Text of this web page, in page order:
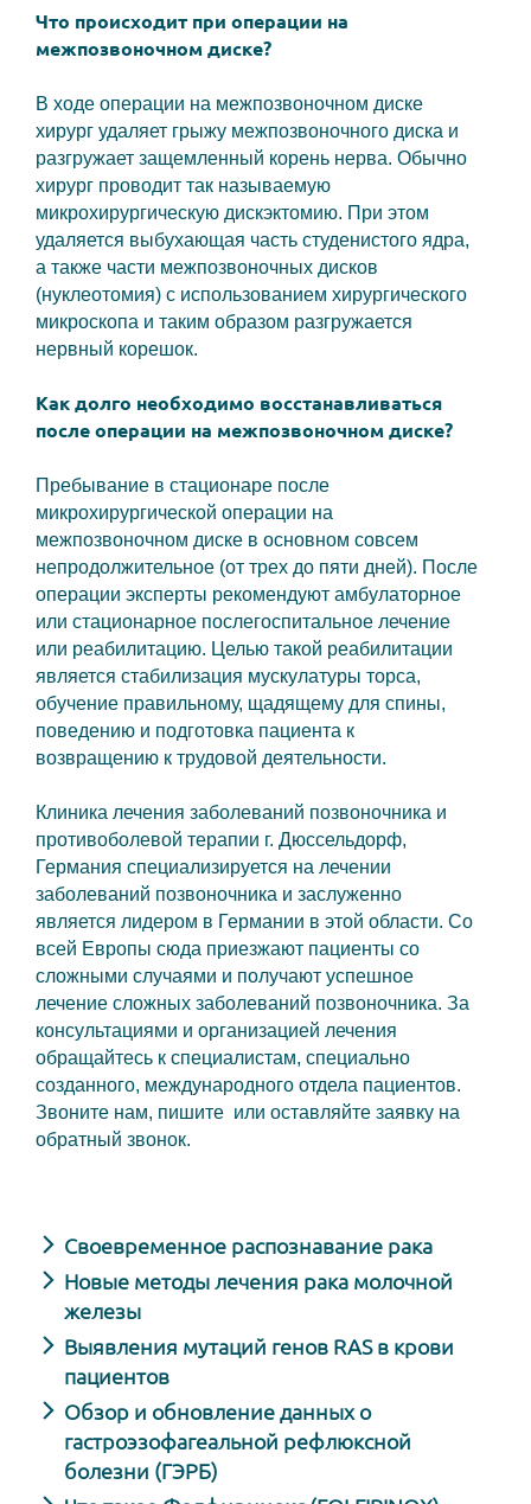
Что происходит при операции на
межпозвоночном диске?
В ходе операции на межпозвоночном диске
хирург удаляет грыжу межпозвоночного диска и
разгружает защемленный корень нерва. Обычно
хирург проводит так называемую
микрохирургическую дискэктомию. При этом
удаляется выбухающая часть студенистого ядра,
а также части межпозвоночных дисков
(нуклеотомия) с использованием хирургического
микроскопа и таким образом разгружается
нервный корешок.
Как долго необходимо восстанавливаться
после операции на межпозвоночном диске?
Пребывание в стационаре после
микрохирургической операции на
межпозвоночном диске в основном совсем
непродолжительное (от трех до пяти дней). После
операции эксперты рекомендуют амбулаторное
или стационарное послегоспитальное лечение
или реабилитацию. Целью такой реабилитации
является стабилизация мускулатуры торса,
обучение правильному, щадящему для спины,
поведению и подготовка пациента к
возвращению к трудовой деятельности.
Клиника лечения заболеваний позвоночника и
противоболевой терапии г. Дюссельдорф,
Германия специализируется на лечении
заболеваний позвоночника и заслуженно
является лидером в Германии в этой области. Со
всей Европы сюда приезжают пациенты со
сложными случаями и получают успешное
лечение сложных заболеваний позвоночника. За
консультациями и организацией лечения
обращайтесь к специалистам, специально
созданного, международного отдела пациентов.
Звоните нам, пишите или оставляйте заявку на
обратный звонок.
Своевременное распознавание рака
Новые методы лечения рака молочной
железы
Выявления мутаций генов RAS в крови
пациентов
Обзор и обновление данных о
гастроэзофагеальной рефлюксной
болезни (ГЭРБ)